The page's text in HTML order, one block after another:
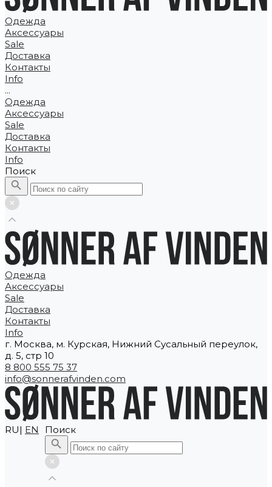
Одежда
Аксессуары
Sale
Доставка
Контакты
Info
...
Одежда
Аксессуары
Sale
Доставка
Контакты
Info
Поиск
Одежда
Аксессуары
Sale
Доставка
Контакты
Info
г. Москва, м. Курская, Нижний Сусальный переулок,
д. 5, стр 10
8 800 555 75 37
info@sonnerafvinden.com
RU| EN Поиск